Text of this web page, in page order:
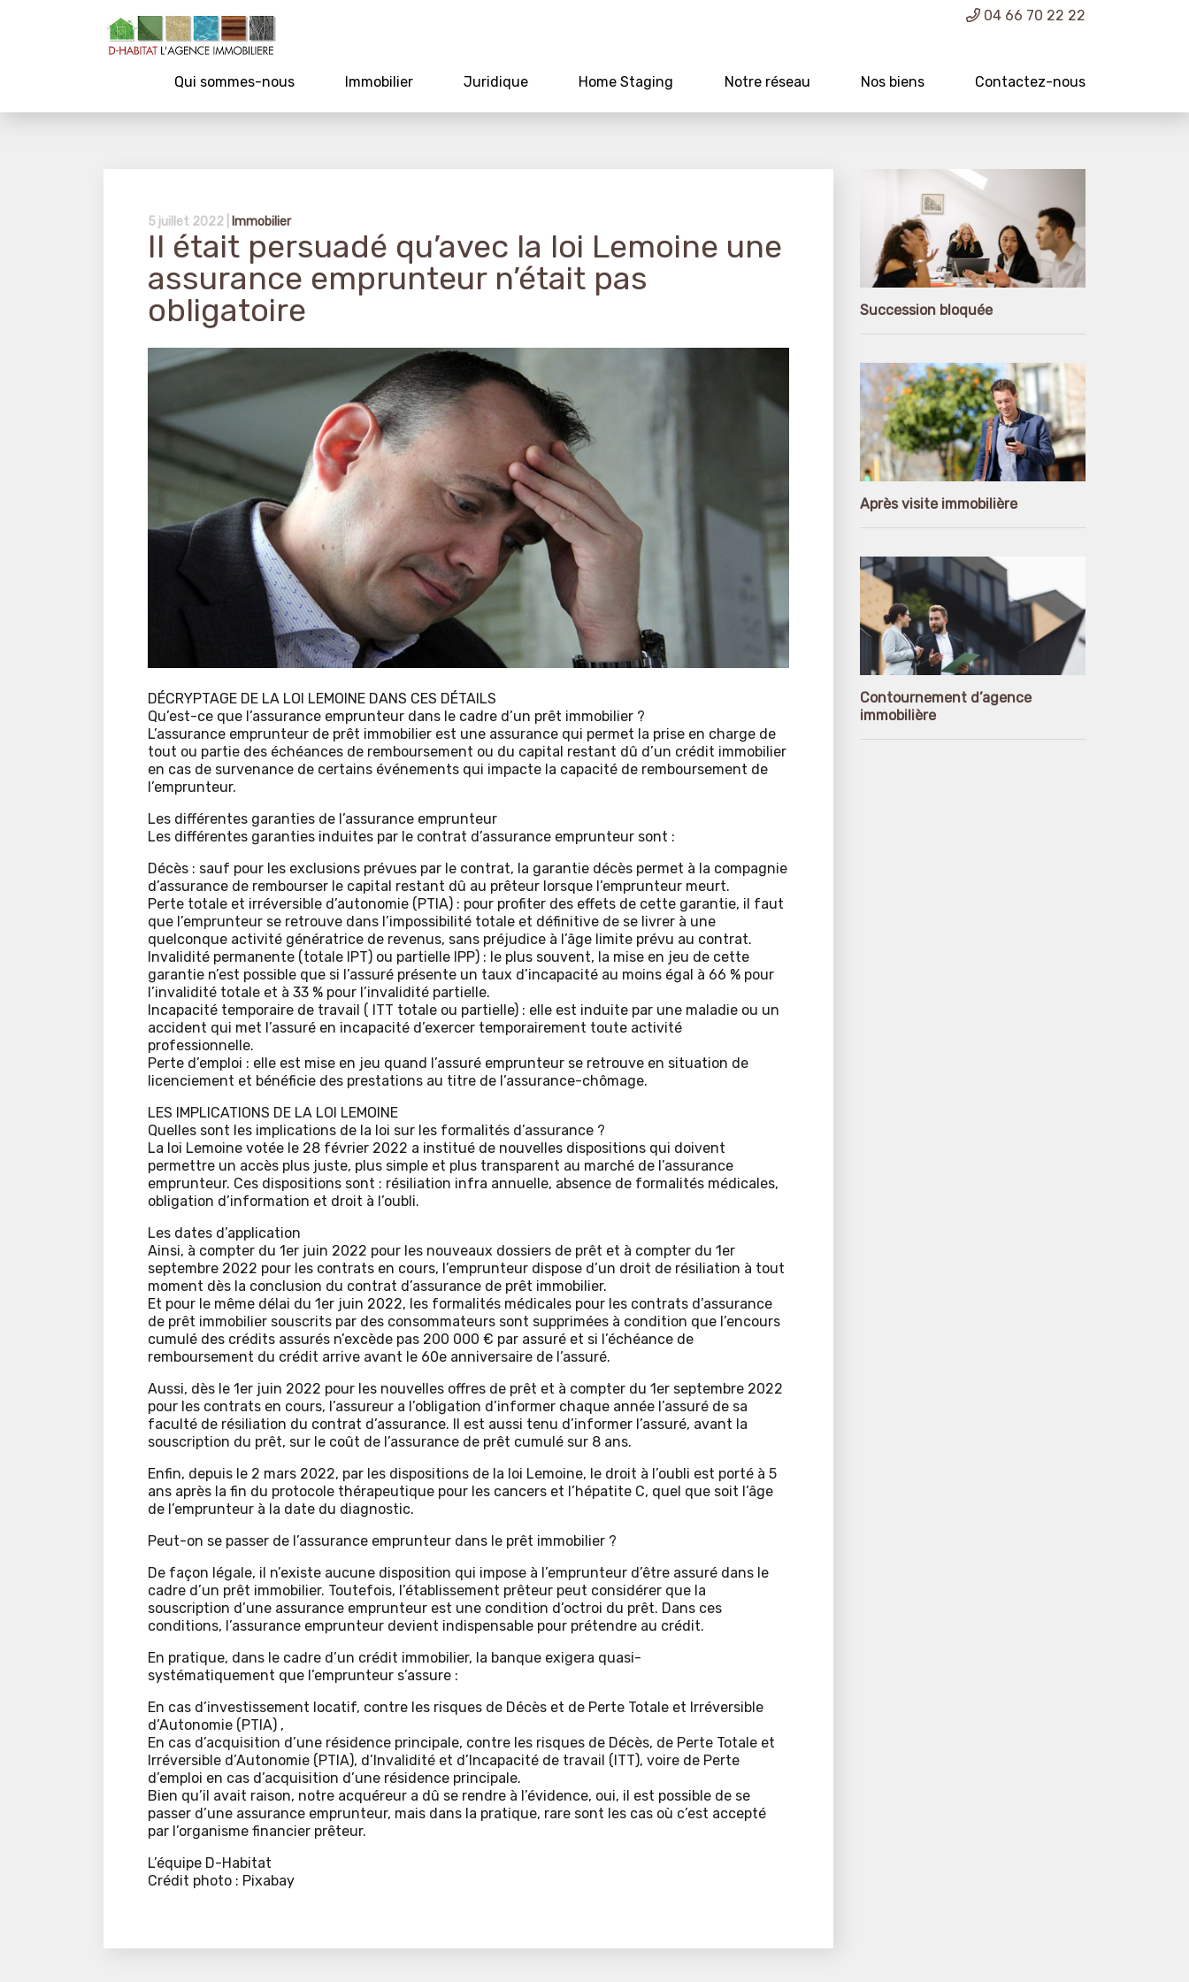
04 66 70 22 22
Qui sommes-nous Immobilier Juridique Home Staging Notre réseau Nos biens Contactez-nous
5 juillet 2022 | Immobilier
Il était persuadé qu’avec la loi Lemoine une
assurance emprunteur n’était pas
obligatoire
DÉCRYPTAGE DE LA LOI LEMOINE DANS CES DÉTAILS
Qu’est-ce que l’assurance emprunteur dans le cadre d’un prêt immobilier ?
L’assurance emprunteur de prêt immobilier est une assurance qui permet la prise en charge de
tout ou partie des échéances de remboursement ou du capital restant dû d’un crédit immobilier
en cas de survenance de certains événements qui impacte la capacité de remboursement de
l’emprunteur.
Les différentes garanties de l’assurance emprunteur
Les différentes garanties induites par le contrat d’assurance emprunteur sont :
Décès : sauf pour les exclusions prévues par le contrat, la garantie décès permet à la compagnie
d’assurance de rembourser le capital restant dû au prêteur lorsque l’emprunteur meurt.
Perte totale et irréversible d’autonomie (PTIA) : pour profiter des effets de cette garantie, il faut
que l’emprunteur se retrouve dans l’impossibilité totale et définitive de se livrer à une
quelconque activité génératrice de revenus, sans préjudice à l’âge limite prévu au contrat.
Invalidité permanente (totale IPT) ou partielle IPP) : le plus souvent, la mise en jeu de cette
garantie n’est possible que si l’assuré présente un taux d’incapacité au moins égal à 66 % pour
l’invalidité totale et à 33 % pour l’invalidité partielle.
Incapacité temporaire de travail ( ITT totale ou partielle) : elle est induite par une maladie ou un
accident qui met l’assuré en incapacité d’exercer temporairement toute activité
professionnelle.
Perte d’emploi : elle est mise en jeu quand l’assuré emprunteur se retrouve en situation de
licenciement et bénéficie des prestations au titre de l’assurance-chômage.
LES IMPLICATIONS DE LA LOI LEMOINE
Quelles sont les implications de la loi sur les formalités d’assurance ?
La loi Lemoine votée le 28 février 2022 a institué de nouvelles dispositions qui doivent
permettre un accès plus juste, plus simple et plus transparent au marché de l’assurance
emprunteur. Ces dispositions sont : résiliation infra annuelle, absence de formalités médicales,
obligation d’information et droit à l’oubli.
Les dates d’application
Ainsi, à compter du 1er juin 2022 pour les nouveaux dossiers de prêt et à compter du 1er
septembre 2022 pour les contrats en cours, l’emprunteur dispose d’un droit de résiliation à tout
moment dès la conclusion du contrat d’assurance de prêt immobilier.
Et pour le même délai du 1er juin 2022, les formalités médicales pour les contrats d’assurance
de prêt immobilier souscrits par des consommateurs sont supprimées à condition que l’encours
cumulé des crédits assurés n’excède pas 200 000 € par assuré et si l’échéance de
remboursement du crédit arrive avant le 60e anniversaire de l’assuré.
Aussi, dès le 1er juin 2022 pour les nouvelles offres de prêt et à compter du 1er septembre 2022
pour les contrats en cours, l’assureur a l’obligation d’informer chaque année l’assuré de sa
faculté de résiliation du contrat d’assurance. Il est aussi tenu d’informer l’assuré, avant la
souscription du prêt, sur le coût de l’assurance de prêt cumulé sur 8 ans.
Enfin, depuis le 2 mars 2022, par les dispositions de la loi Lemoine, le droit à l’oubli est porté à 5
ans après la fin du protocole thérapeutique pour les cancers et l’hépatite C, quel que soit l’âge
de l’emprunteur à la date du diagnostic.
Peut-on se passer de l’assurance emprunteur dans le prêt immobilier ?
De façon légale, il n’existe aucune disposition qui impose à l’emprunteur d’être assuré dans le
cadre d’un prêt immobilier. Toutefois, l’établissement prêteur peut considérer que la
souscription d’une assurance emprunteur est une condition d’octroi du prêt. Dans ces
conditions, l’assurance emprunteur devient indispensable pour prétendre au crédit.
En pratique, dans le cadre d’un crédit immobilier, la banque exigera quasi-
systématiquement que l’emprunteur s’assure :
En cas d’investissement locatif, contre les risques de Décès et de Perte Totale et Irréversible
d’Autonomie (PTIA) ,
En cas d’acquisition d’une résidence principale, contre les risques de Décès, de Perte Totale et
Irréversible d’Autonomie (PTIA), d’Invalidité et d’Incapacité de travail (ITT), voire de Perte
d’emploi en cas d’acquisition d’une résidence principale.
Bien qu’il avait raison, notre acquéreur a dû se rendre à l’évidence, oui, il est possible de se
passer d’une assurance emprunteur, mais dans la pratique, rare sont les cas où c’est accepté
par l’organisme financier prêteur.
L’équipe D-Habitat
Crédit photo : Pixabay
Succession bloquée
Après visite immobilière
Contournement d’agence
immobilière